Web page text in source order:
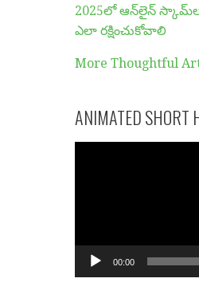
2025లో ఆన్‌లైన్
ఎలా రక్షించుకోవాలి
More Thoughtful
ANIMATED SHORT
00:00